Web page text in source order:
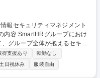
グループ全体が抱えるセキュ
ティ対策を立案、助言、実行
からのセキュリティに関する
得支援あり
転勤なし
土日祝休み 服装自由